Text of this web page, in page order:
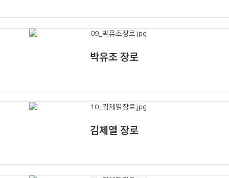
박유조 장로
김제열 장로